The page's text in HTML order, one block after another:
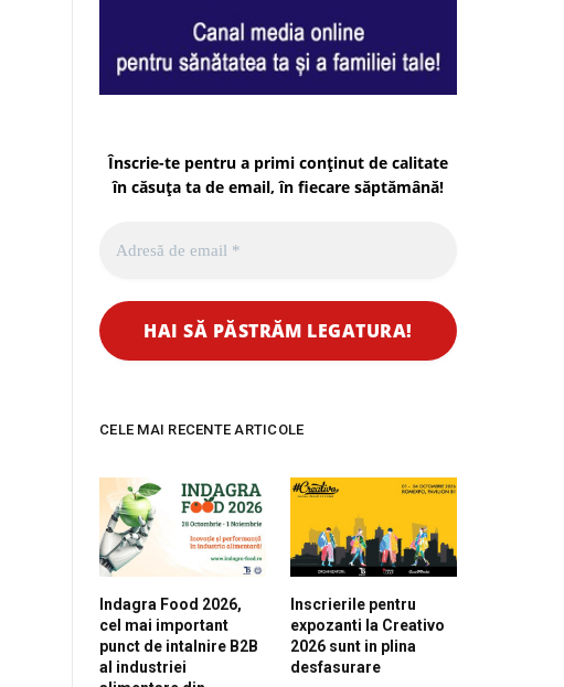
Înscrie-te pentru a primi conținut de calitate
în căsuța ta de email, în fiecare săptămână!
CELE MAI RECENTE ARTICOLE
Indagra Food 2026,
cel mai important
punct de intalnire B2B
al industriei
Inscrierile pentru
expozanti la Creativo
2026 sunt in plina
desfasurare